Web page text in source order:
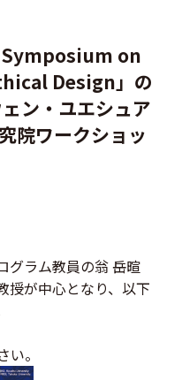
Symposium on
Design」の
ン・ユエシュア
院ワークショッ
グラム教員の翁 岳暄
授が中心となり、以下
。